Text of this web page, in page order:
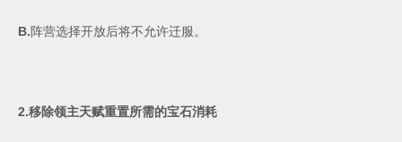
B.阵营选择开放后将不允许迁服。
2.移除领主天赋重置所需的宝石消耗